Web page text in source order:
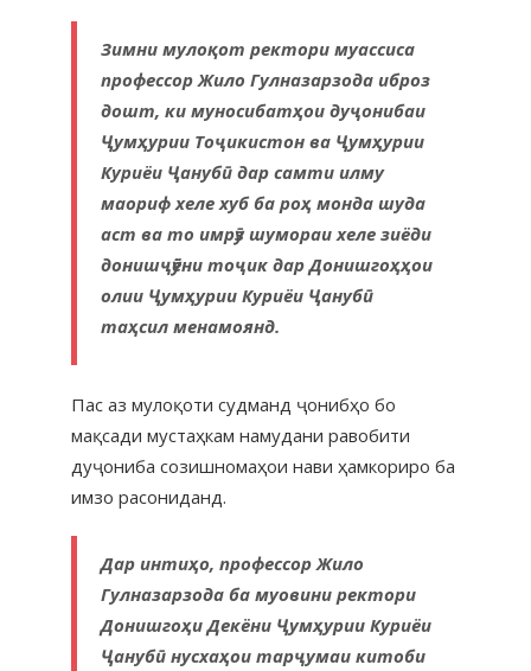
Зимни мулоқот ректори муассиса
профессор Жило Гулназарзода иброз
дошт, ки муносибатҳои дуҷонибаи
Ҷумҳурии Тоҷикистон ва Ҷумҳурии
Куриёи Ҷанубӣ дар самти илму
маориф хеле хуб ба роҳ монда шуда
аст ва то имрӯз шумораи хеле зиёди
донишҷӯёни тоҷик дар Донишгоҳҳои
олии Ҷумҳурии Куриёи Ҷанубӣ
таҳсил менамоянд.
Пас аз мулоқоти судманд ҷонибҳо бо
мақсади мустаҳкам намудани равобити
дуҷониба созишномаҳои нави ҳамкориро ба
имзо расониданд.
Дар интиҳо, профессор Жило
Гулназарзода ба муовини ректори
Донишгоҳи Декёни Ҷумҳурии Куриёи
Ҷанубӣ нусхаҳои тарҷумаи китоби